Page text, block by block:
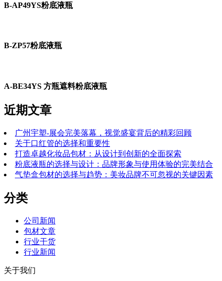
B-AP49YS粉底液瓶
B-ZP57粉底液瓶
A-BE34YS 方瓶遮料粉底液瓶
近期文章
广州宇塑-展会完美落幕，视觉盛宴背后的精彩回顾
关于口红管的选择和重要性
打造卓越化妆品包材：从设计到创新的全面探索
粉底液瓶的选择与设计：品牌形象与使用体验的完美结合
气垫盒包材的选择与趋势：美妆品牌不可忽视的关键因素
分类
公司新闻
包材文章
行业干货
行业新闻
关于我们